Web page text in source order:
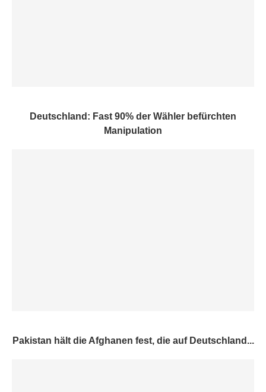
Deutschland: Fast 90% der Wähler befürchten
Manipulation
Pakistan hält die Afghanen fest, die auf Deutschland...